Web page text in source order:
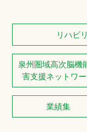
リハビ
泉州圏域高次脳機
害支援ネットワ
業績集